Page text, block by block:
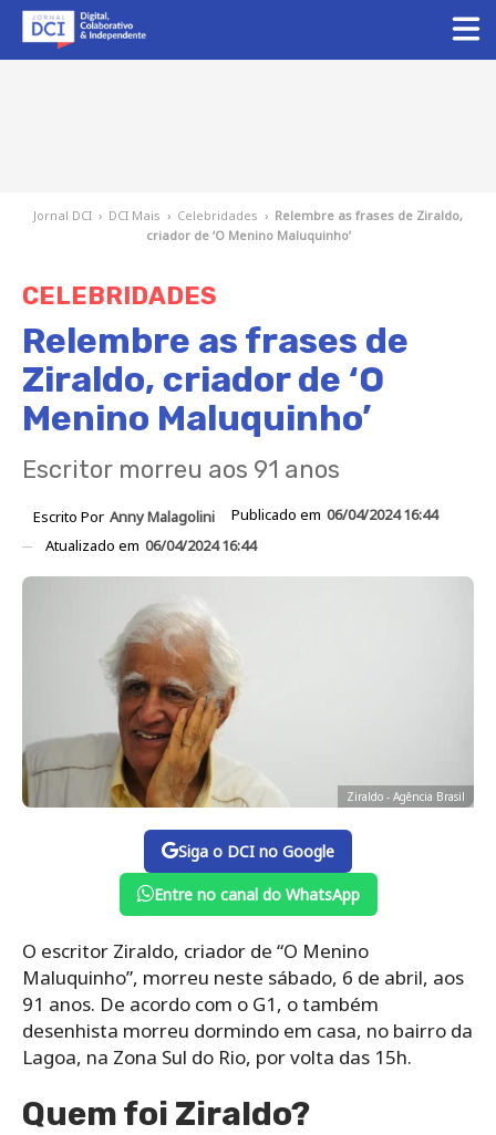
Jornal DCI › DCI Mais › Celebridades › Relembre as frases de Ziraldo,
criador de ‘O Menino Maluquinho’
CELEBRIDADES
Relembre as frases de
Ziraldo, criador de ‘O
Menino Maluquinho’
Escritor morreu aos 91 anos
Escrito Por Anny Malagolini Publicado em 06/04/2024 16:44
Atualizado em 06/04/2024 16:44
Ziraldo - Agência Brasil
Siga o DCI no Google
Entre no canal do WhatsApp
O escritor Ziraldo, criador de “O Menino
Maluquinho”, morreu neste sábado, 6 de abril, aos
91 anos. De acordo com o G1, o também
desenhista morreu dormindo em casa, no bairro da
Lagoa, na Zona Sul do Rio, por volta das 15h.
Quem foi Ziraldo?